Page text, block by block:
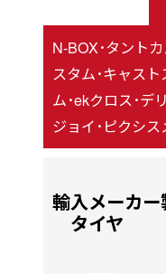
N-BOX･タント
スタム･キャス
ム･ekクロス･デ
ジョイ･ピクシ
輸入メーカー
タイヤ